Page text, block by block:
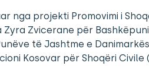
nga projekti Promovimi i
Zyra Zvicerane për
të Jashtme e
Kosovar për Shoqëri Civile